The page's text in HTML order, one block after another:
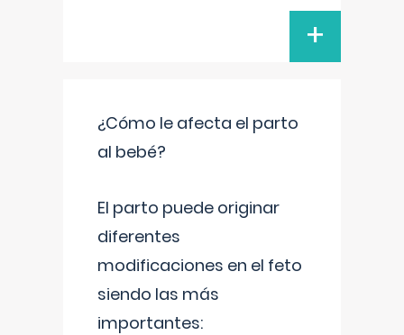
+
¿Cómo le afecta el parto
al bebé?
El parto puede originar
diferentes
modificaciones en el feto
siendo las más
importantes: